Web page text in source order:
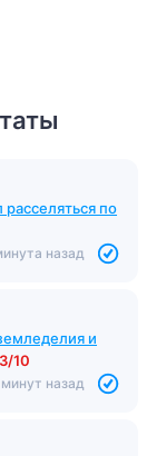
расселяться по
назад
и
3/10
назад